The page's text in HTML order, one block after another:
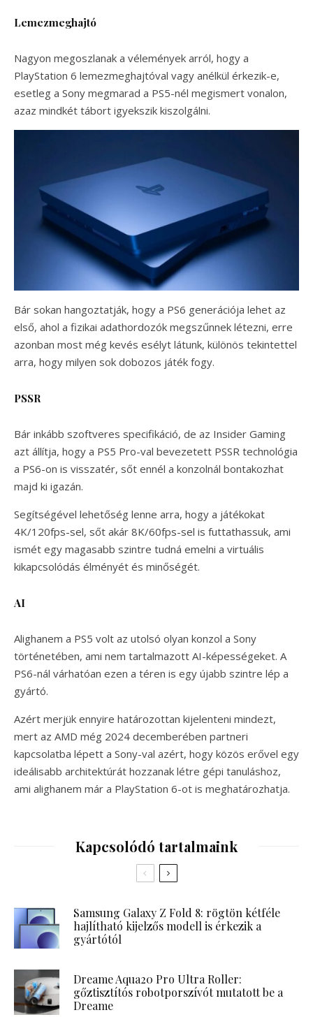
Lemezmeghajtó
Nagyon megoszlanak a vélemények arról, hogy a
PlayStation 6 lemezmeghajtóval vagy anélkül érkezik-e,
esetleg a Sony megmarad a PS5-nél megismert vonalon,
azaz mindkét tábort igyekszik kiszolgálni.
Bár sokan hangoztatják, hogy a PS6 generációja lehet az
első, ahol a fizikai adathordozók megszűnnek létezni, erre
azonban most még kevés esélyt látunk, különös tekintettel
arra, hogy milyen sok dobozos játék fogy.
PSSR
Bár inkább szoftveres specifikáció, de az Insider Gaming
azt állítja, hogy a PS5 Pro-val bevezetett PSSR technológia
a PS6-on is visszatér, sőt ennél a konzolnál bontakozhat
majd ki igazán.
Segítségével lehetőség lenne arra, hogy a játékokat
4K/120fps-sel, sőt akár 8K/60fps-sel is futtathassuk, ami
ismét egy magasabb szintre tudná emelni a virtuális
kikapcsolódás élményét és minőségét.
AI
Alighanem a PS5 volt az utolsó olyan konzol a Sony
történetében, ami nem tartalmazott AI-képességeket. A
PS6-nál várhatóan ezen a téren is egy újabb szintre lép a
gyártó.
Azért merjük ennyire határozottan kijelenteni mindezt,
mert az AMD még 2024 decemberében partneri
kapcsolatba lépett a Sony-val azért, hogy közös erővel egy
ideálisabb architektúrát hozzanak létre gépi tanuláshoz,
ami alighanem már a PlayStation 6-ot is meghatározhatja.
Kapcsolódó tartalmaink
Samsung Galaxy Z Fold 8: rögtön kétféle
hajlítható kijelzős modell is érkezik a
gyártótól
Dreame Aqua20 Pro Ultra Roller:
gőztisztítós robotporszívót mutatott be a
Dreame